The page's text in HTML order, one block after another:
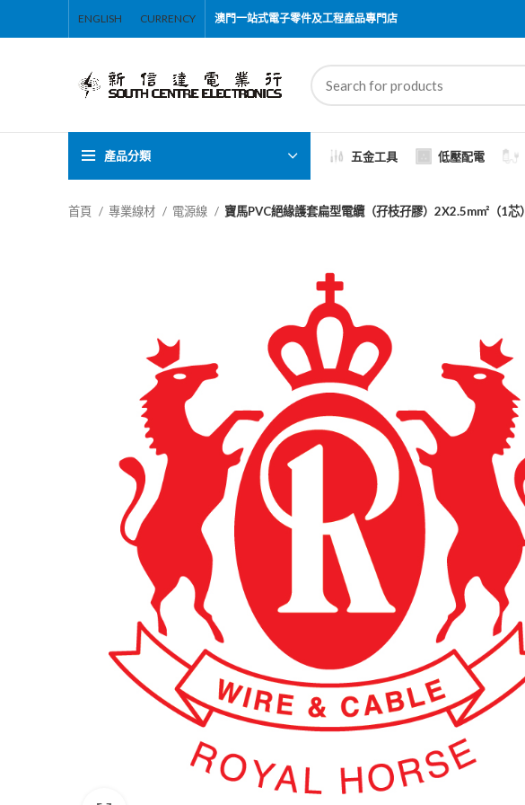
ENGLISH CURRENCY 澳門一站式電子零件及工程產品專門店
產品分類 五金工具 低壓配電
首頁 專業線材 電源線 寶馬PVC絕緣護套扁型電纜（孖枝孖膠）2X2.5mm²（1芯）